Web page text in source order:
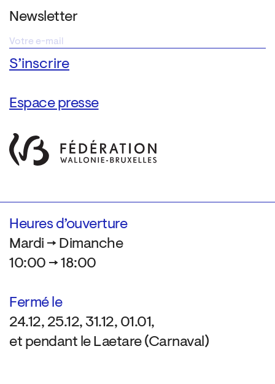
Newsletter
Espace presse
Heures d’ouverture
Mardi → Dimanche
10:00 → 18:00
Fermé le
24.12, 25.12, 31.12, 01.01,
et pendant le Laetare (Carnaval)